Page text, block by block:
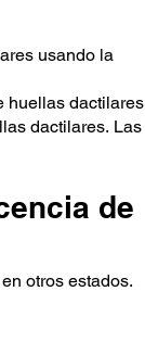
usando la
huellas dactilares
dactilares. Las
de
otros estados.